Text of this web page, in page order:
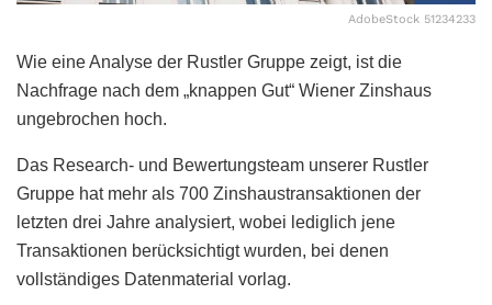
AdobeStock 51234233
Wie eine Analyse der Rustler Gruppe zeigt, ist die
Nachfrage nach dem „knappen Gut“ Wiener Zinshaus
ungebrochen hoch.
Das Research- und Bewertungsteam unserer Rustler
Gruppe hat mehr als 700 Zinshaustransaktionen der
letzten drei Jahre analysiert, wobei lediglich jene
Transaktionen berücksichtigt wurden, bei denen
vollständiges Datenmaterial vorlag.